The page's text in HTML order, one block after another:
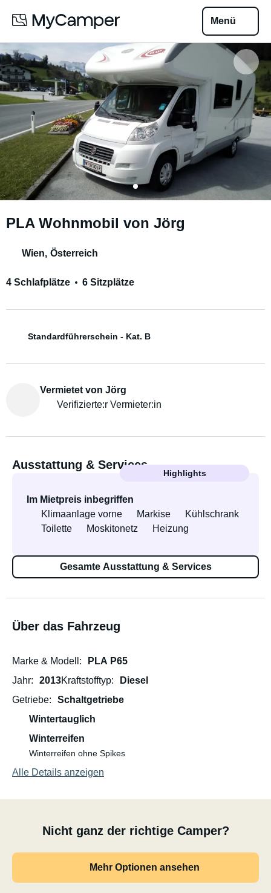
Menü
PLA Wohnmobil von Jörg
Wien, Österreich
4 Schlafplätze 6 Sitzplätze
Standardführerschein - Kat. B
Vermietet von Jörg
Verifizierte:r Vermieter:in
Ausstattung & Services
Highlights
Im Mietpreis inbegriffen
Klimaanlage vorne
Markise
Kühlschrank
Toilette
Moskitonetz Heizung
Gesamte Ausstattung & Services
Über das Fahrzeug
Marke & Modell
PLA P65
Jahr
2013Kraftstofftyp
Diesel
Getriebe
Schaltgetriebe
Wintertauglich
Winterreifen
Winterreifen ohne Spikes
Alle Details anzeigen
Nicht ganz der richtige Camper?
Mehr Optionen ansehen